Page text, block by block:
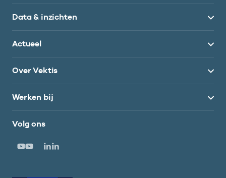
Data & inzichten
Actueel
Over Vektis
Werken bij
Volg ons